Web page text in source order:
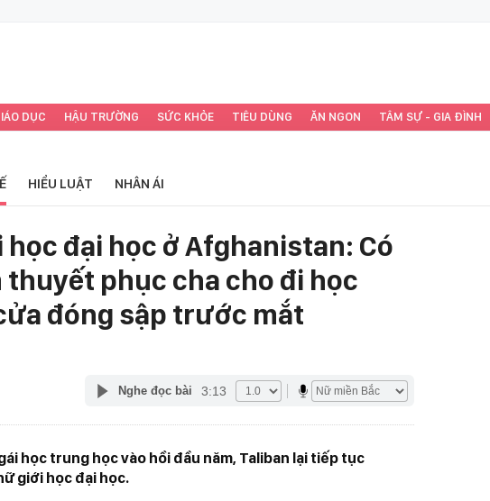
DỤC HẬU TRƯỜNG SỨC KHỎE TIÊU DÙNG ĂN NGON TÂM SỰ - GIA ĐÌNH
HIỂU LUẬT NHÂN ÁI
đại học ở Afghanistan: Có
phục cha cho đi học
đóng sập trước mắt
Nghe đọc bài 3:13
học trung học vào hồi đầu năm, Taliban lại tiếp tục
giới học đại học.